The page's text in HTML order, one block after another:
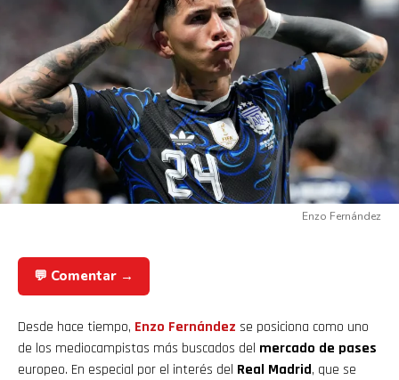
Enzo Fernández
💬 Comentar →
Desde hace tiempo, Enzo Fernández se posiciona como uno
de los mediocampistas más buscados del mercado de pases
europeo. En especial por el interés del Real Madrid, que se